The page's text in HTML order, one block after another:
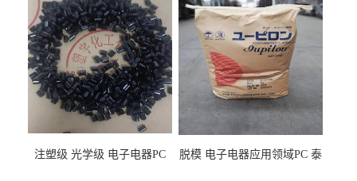
用料
注塑级 光学级 电子电器PC
脱模 电子电器应用领域PC 泰